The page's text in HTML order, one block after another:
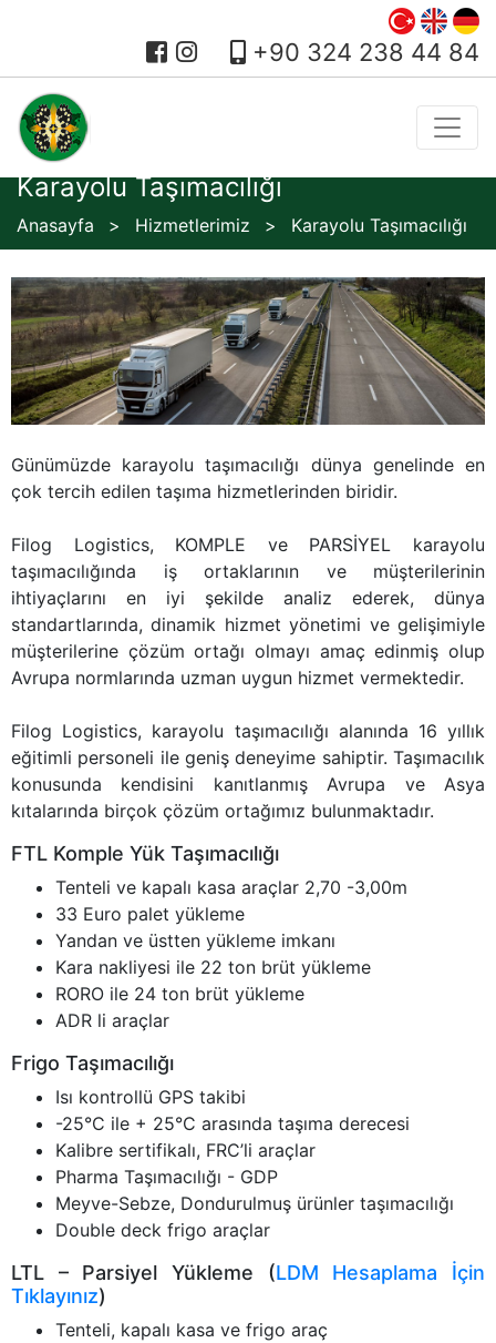
+90 324 238 44 84
Karayolu Taşımacılığı
Anasayfa Hizmetlerimiz Karayolu Taşımacılığı
Günümüzde karayolu taşımacılığı dünya genelinde en
çok tercih edilen taşıma hizmetlerinden biridir.
Filog Logistics, KOMPLE ve PARSİYEL karayolu
taşımacılığında iş ortaklarının ve müşterilerinin
ihtiyaçlarını en iyi şekilde analiz ederek, dünya
standartlarında, dinamik hizmet yönetimi ve gelişimiyle
müşterilerine çözüm ortağı olmayı amaç edinmiş olup
Avrupa normlarında uzman uygun hizmet vermektedir.
Filog Logistics, karayolu taşımacılığı alanında 16 yıllık
eğitimli personeli ile geniş deneyime sahiptir. Taşımacılık
konusunda kendisini kanıtlanmış Avrupa ve Asya
kıtalarında birçok çözüm ortağımız bulunmaktadır.
FTL Komple Yük Taşımacılığı
Tenteli ve kapalı kasa araçlar 2,70 -3,00m
33 Euro palet yükleme
Yandan ve üstten yükleme imkanı
Kara nakliyesi ile 22 ton brüt yükleme
RORO ile 24 ton brüt yükleme
ADR li araçlar
Frigo Taşımacılığı
Isı kontrollü GPS takibi
-25°C ile + 25°C arasında taşıma derecesi
Kalibre sertifikalı, FRC’li araçlar
Pharma Taşımacılığı - GDP
Meyve-Sebze, Dondurulmuş ürünler taşımacılığı
Double deck frigo araçlar
LTL – Parsiyel Yükleme (LDM Hesaplama İçin
Tıklayınız)
Tenteli, kapalı kasa ve frigo araç